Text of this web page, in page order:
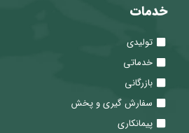
خدمات
تولیدی
خدماتی
بازرگانی
سفارش گیری و پخش
پیمانکاری